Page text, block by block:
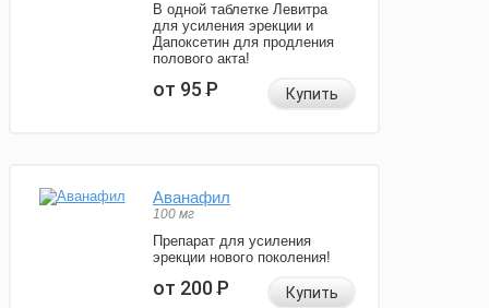
В одной таблетке Левитра
для усиления эрекции и
Дапоксетин для продления
полового акта!
от 95Р Купить
Аванафил
100 мг
Препарат для усиления
эрекции нового поколения!
от 200Р Купить